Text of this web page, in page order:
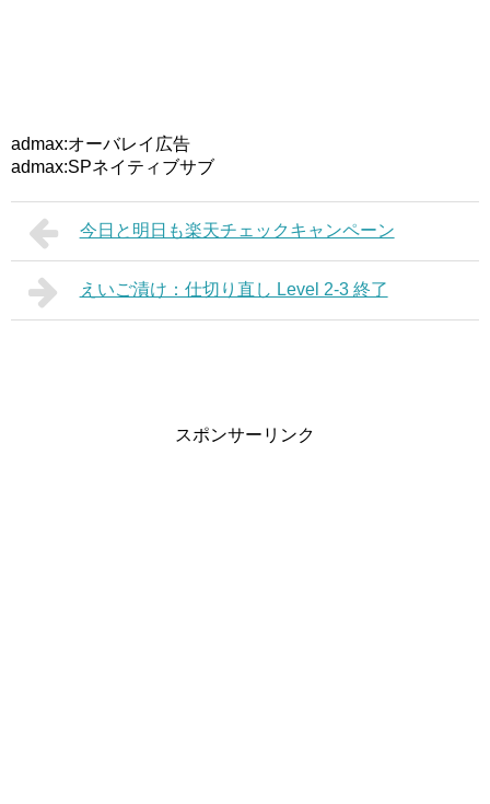
admax:オーバレイ広告
admax:SPネイティブサブ
今日と明日も楽天チェックキャンペーン
えいご漬け：仕切り直し Level 2-3 終了
スポンサーリンク